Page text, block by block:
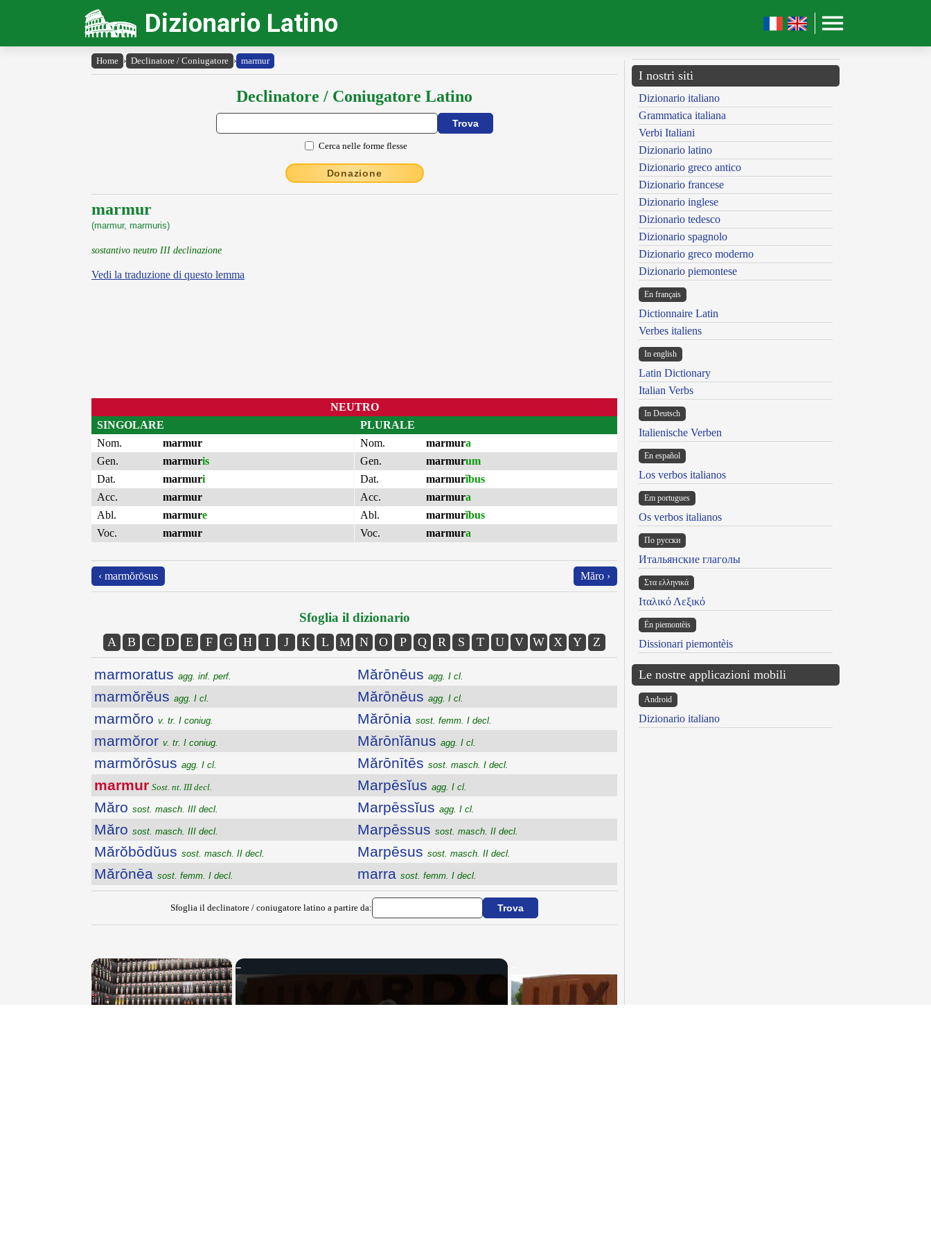
Dizionario Latino
Home › Declinatore / Coniugatore › marmur
Declinatore / Coniugatore Latino
Cerca nelle forme flesse
Donazione
marmur
(marmur, marmuris)
sostantivo neutro III declinazione
Vedi la traduzione di questo lemma
NEUTRO
SINGOLARE
Nom.
marmur
Gen.
marmuris
Dat.
marmuri
Acc.
marmur
Abl.
marmure
Voc.
marmur
PLURALE
Nom.
marmura
Gen.
marmurum
Dat.
marmurĭbus
Acc.
marmura
Abl.
marmurĭbus
Voc.
marmura
‹ marmŏrōsus Măro ›
Sfoglia il dizionario
A B C D E F G H I J K L M N O P Q R S T U V W X Y Z
marmoratus agg. inf. perf.
marmŏrĕus agg. I cl.
marmŏro v. tr. I coniug.
marmŏror v. tr. I coniug.
marmŏrōsus agg. I cl.
marmur Sost. nt. III decl.
Măro sost. masch. III decl.
Măro sost. masch. III decl.
Mărŏbōdŭus sost. masch. II decl.
Mărōnēa sost. femm. I decl.
Mărōnēus agg. I cl.
Mărōnēus agg. I cl.
Mărōnia sost. femm. I decl.
Mărōnĭānus agg. I cl.
Mărōnītēs sost. masch. I decl.
Marpēsĭus agg. I cl.
Marpēssĭus agg. I cl.
Marpēssus sost. masch. II decl.
Marpēsus sost. masch. II decl.
marra sost. femm. I decl.
Sfoglia il declinatore / coniugatore latino a partire da:
×
I nostri siti
Dizionario italiano
Grammatica italiana
Verbi Italiani
Dizionario latino
Dizionario greco antico
Dizionario francese
Dizionario inglese
Dizionario tedesco
Dizionario spagnolo
Dizionario greco moderno
Dizionario piemontese
En français
Dictionnaire Latin
Verbes italiens
In english
Latin Dictionary
Italian Verbs
In Deutsch
Italienische Verben
En español
Los verbos italianos
Em portugues
Os verbos italianos
По русски
Итальянские глаголы
Στα ελληνικά
Ιταλικό Λεξικό
Ën piemontèis
Dissionari piemontèis
Le nostre applicazioni mobili
Android
Dizionario italiano